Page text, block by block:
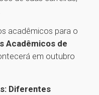
acadêmicos para o
Acadêmicos de
em outubro
Diferentes